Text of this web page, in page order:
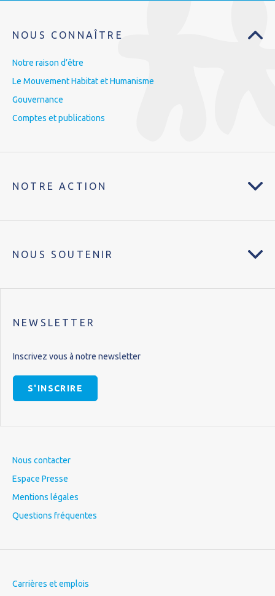
NOUS CONNAÎTRE
Notre raison d’être
Le Mouvement Habitat et Humanisme
Gouvernance
Comptes et publications
NOTRE ACTION
NOUS SOUTENIR
NEWSLETTER
Inscrivez vous à notre newsletter
S'INSCRIRE
Nous contacter
Espace Presse
Mentions légales
Questions fréquentes
Carrières et emplois